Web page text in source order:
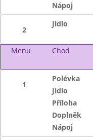
Nápoj
2
Jídlo
Menu Chod
1
Polévka
Jídlo
Příloha
Doplněk
Nápoj